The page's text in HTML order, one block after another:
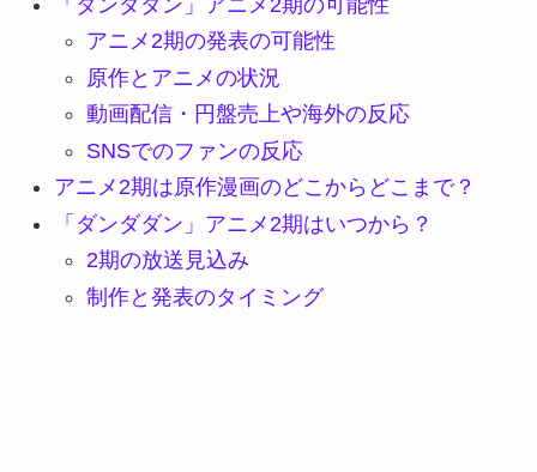
アニメ2期の発表の可能性
原作とアニメの状況
動画配信・円盤売上や海外の反応
SNSでのファンの反応
アニメ2期は原作漫画のどこからどこまで？
「ダンダダン」アニメ2期はいつから？
2期の放送見込み
制作と発表のタイミング